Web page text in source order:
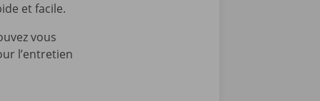
et facile.
vous
l’entretien